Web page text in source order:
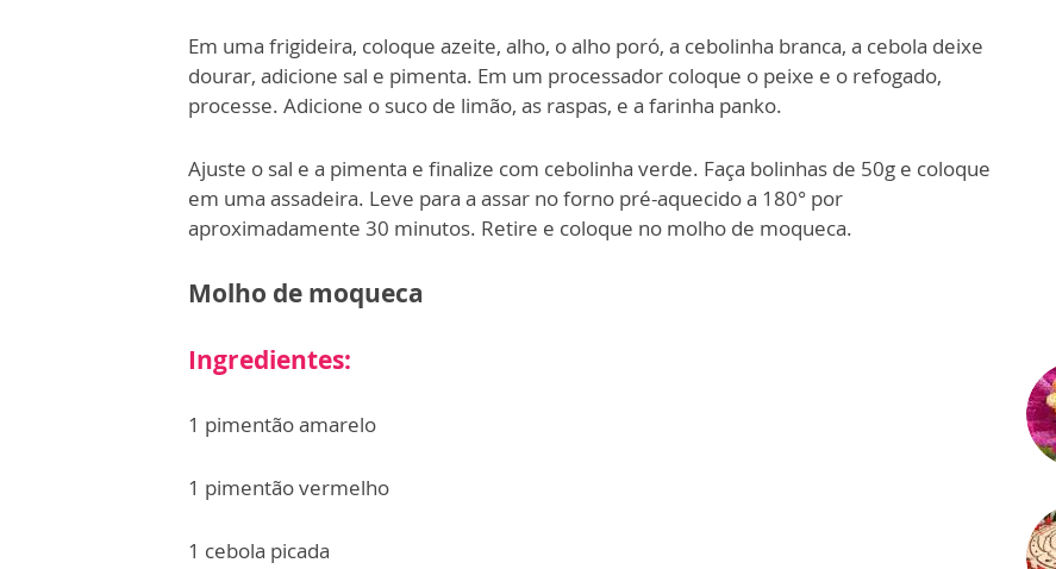
Em uma frigideira, coloque azeite, alho, o alho poró, a cebolinha branca, a cebola deixe
dourar, adicione sal e pimenta. Em um processador coloque o peixe e o refogado,
processe. Adicione o suco de limão, as raspas, e a farinha panko.
Ajuste o sal e a pimenta e finalize com cebolinha verde. Faça bolinhas de 50g e coloque
em uma assadeira. Leve para a assar no forno pré-aquecido a 180° por
aproximadamente 30 minutos. Retire e coloque no molho de moqueca.
Molho de moqueca
Ingredientes:
1 pimentão amarelo
1 pimentão vermelho
1 cebola picada